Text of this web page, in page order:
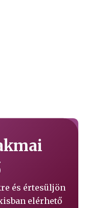
és értesüljön
elérhető